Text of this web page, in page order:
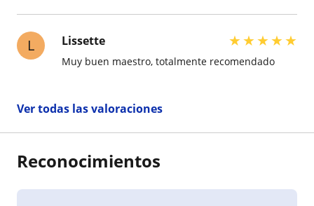
L Lissette ★★★★★
Muy buen maestro, totalmente recomendado
Ver todas las valoraciones
Reconocimientos